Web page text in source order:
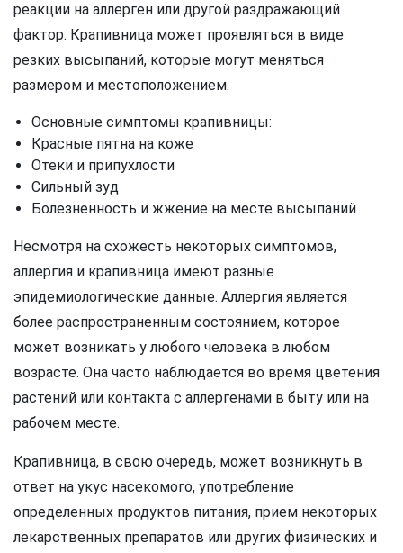
реакции на аллерген или другой раздражающий
фактор. Крапивница может проявляться в виде
резких высыпаний, которые могут меняться
размером и местоположением.
Основные симптомы крапивницы:
Красные пятна на коже
Отеки и припухлости
Сильный зуд
Болезненность и жжение на месте высыпаний
Несмотря на схожесть некоторых симптомов,
аллергия и крапивница имеют разные
эпидемиологические данные. Аллергия является
более распространенным состоянием, которое
может возникать у любого человека в любом
возрасте. Она часто наблюдается во время цветения
растений или контакта с аллергенами в быту или на
рабочем месте.
Крапивница, в свою очередь, может возникнуть в
ответ на укус насекомого, употребление
определенных продуктов питания, прием некоторых
лекарственных препаратов или других физических и